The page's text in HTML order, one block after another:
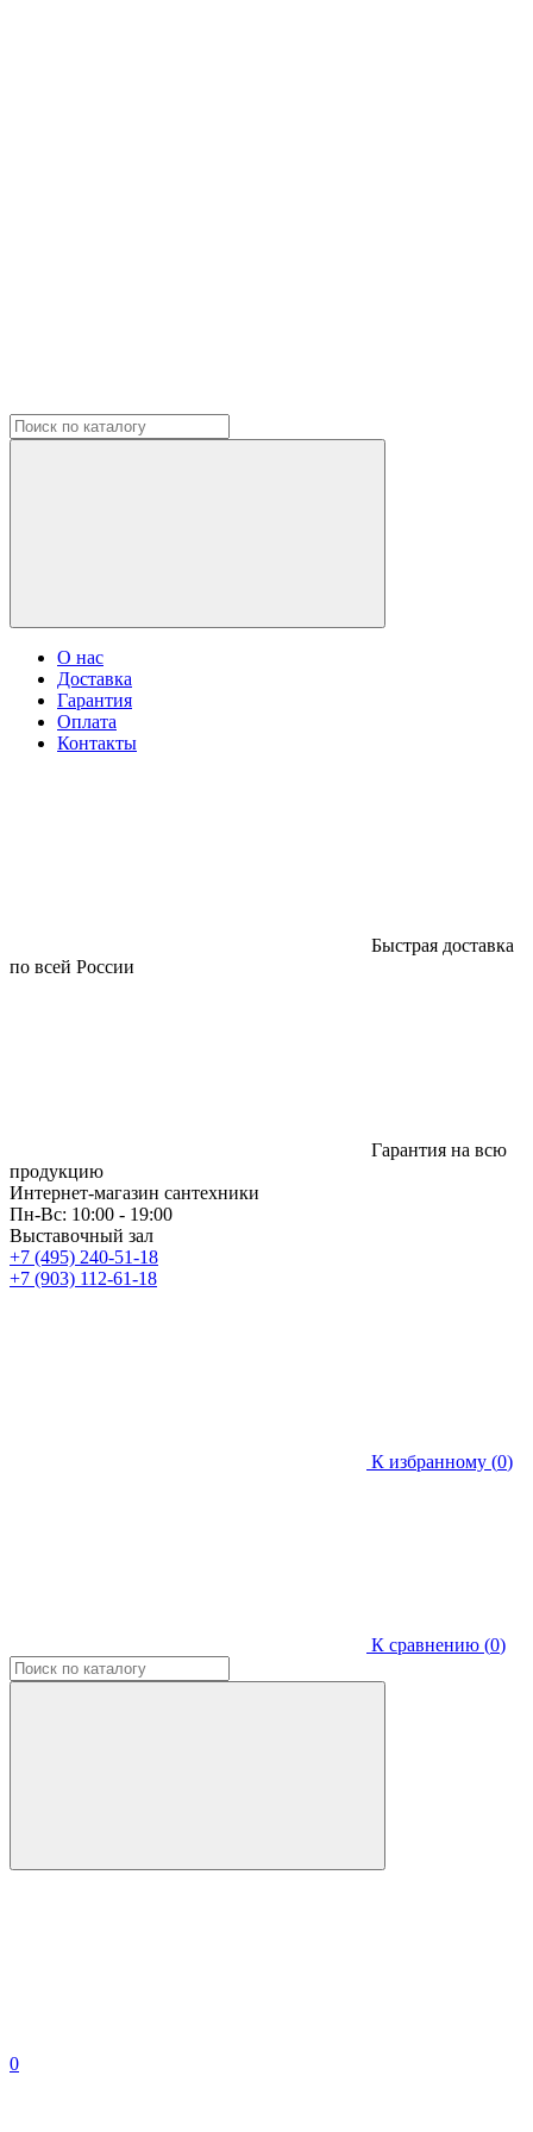
О нас
Доставка
Гарантия
Оплата
Контакты
Быстрая доставка
по всей России
Гарантия на всю
продукцию
Интернет-магазин сантехники
Пн-Вс: 10:00 - 19:00
Выставочный зал
+7 (495) 240-51-18
+7 (903) 112-61-18
К избранному (0)
К сравнению (0)
0